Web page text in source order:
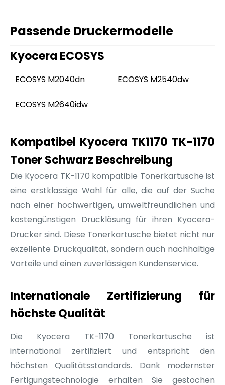
Passende Druckermodelle
Kyocera ECOSYS
ECOSYS M2040dn ECOSYS M2540dw
ECOSYS M2640idw
Kompatibel Kyocera TK1170 TK-1170
Toner Schwarz Beschreibung
Die Kyocera TK-1170 kompatible Tonerkartusche ist
eine erstklassige Wahl für alle, die auf der Suche
nach einer hochwertigen, umweltfreundlichen und
kostengünstigen Drucklösung für ihren Kyocera-
Drucker sind. Diese Tonerkartusche bietet nicht nur
exzellente Druckqualität, sondern auch nachhaltige
Vorteile und einen zuverlässigen Kundenservice.
Internationale Zertifizierung für
höchste Qualität
Die Kyocera TK-1170 Tonerkartusche ist
international zertifiziert und entspricht den
höchsten Qualitätsstandards. Dank modernster
Fertigungstechnologie erhalten Sie gestochen